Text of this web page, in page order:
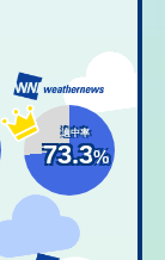
適中率
73.3%